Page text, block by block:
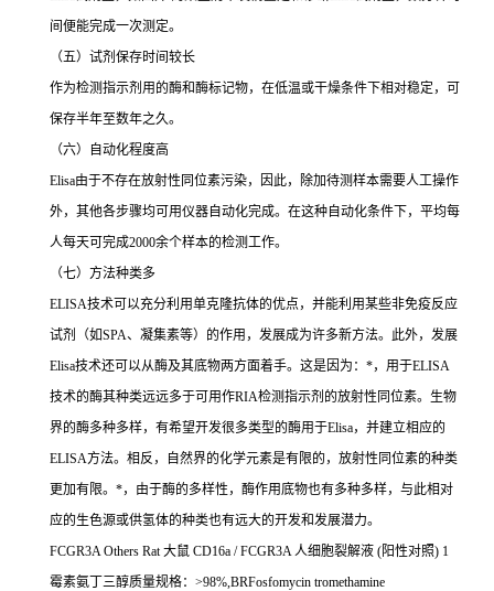
间便能完成一次测定。
（五）试剂保存时间较长
作为检测指示剂用的酶和酶标记物，在低温或干燥条件下相对稳定，可
保存半年至数年之久。
（六）自动化程度高
Elisa由于不存在放射性同位素污染，因此，除加待测样本需要人工操作
外，其他各步骤均可用仪器自动化完成。在这种自动化条件下，平均每
人每天可完成2000余个样本的检测工作。
（七）方法种类多
ELISA技术可以充分利用单克隆抗体的优点，并能利用某些非免疫反应
试剂（如SPA、凝集素等）的作用，发展成为许多新方法。此外，发展
Elisa技术还可以从酶及其底物两方面着手。这是因为： *，用于ELISA
技术的酶其种类远远多于可用作RIA检测指示剂的放射性同位素。生物
界的酶多种多样，有希望开发很多类型的酶用于Elisa，并建立相应的
ELISA方法。相反，自然界的化学元素是有限的，放射性同位素的种类
更加有限。 *，由于酶的多样性，酶作用底物也有多种多样，与此相对
应的生色源或供氢体的种类也有远大的开发和发展潜力。
FCGR3A Others Rat大鼠 CD16a / FCGR3A人细胞裂解液 (阳性对照) 1
霉素氨丁三醇质量规格： >98%,BRFosfomycin tromethamine